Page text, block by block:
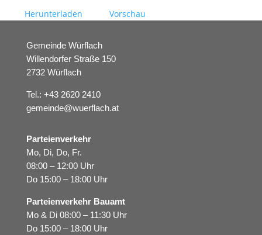
Herunterladen Vorschau
Gemeinde Würflach
Willendorfer Straße 150
2732 Würflach
Tel.: +43 2620 2410
gemeinde@wuerflach.at
Parteienverkehr
Mo, Di, Do, Fr.
08:00 – 12:00 Uhr
Do 15:00 – 18:00 Uhr
Parteienverkehr Bauamt
Mo & Di 08:00 – 11:30 Uhr
Do 15:00 – 18:00 Uhr